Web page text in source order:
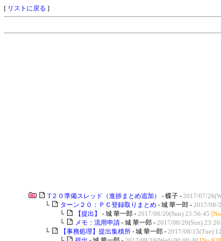
[ リストに戻る ]
T２０準備スレッド（進捗まとめ追加） - 蝶子 - 2017/07/
└
ターン２０：ＰＣ登録取りまとめ - 城 華一郎 - 2017/08/
└
【提出】 - 城 華一郎 - 2017/08/20(Sun) 23:56:45
└
メモ：流用申請 - 城 華一郎 - 2017/08/20(Sun)
└
【事務処理】提出集積所 - 城 華一郎 - 2017/08/15(Tue)